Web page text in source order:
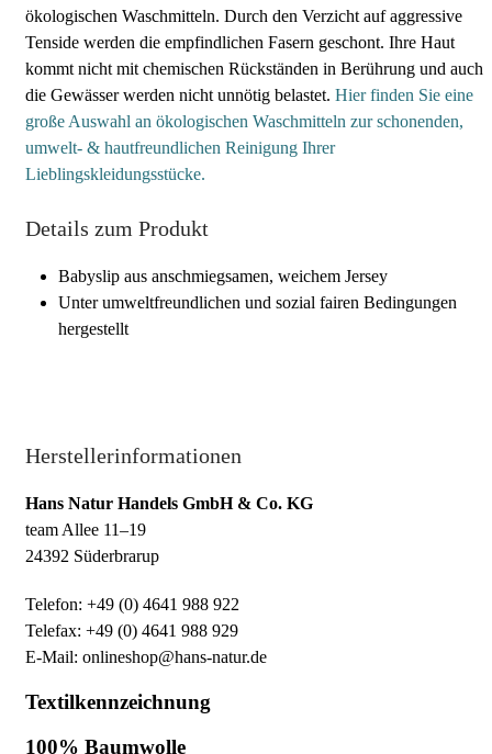
ökologischen Waschmitteln. Durch den Verzicht auf aggressive
Tenside werden die empfindlichen Fasern geschont. Ihre Haut
kommt nicht mit chemischen Rückständen in Berührung und auch
die Gewässer werden nicht unnötig belastet. Hier finden Sie eine
große Auswahl an ökologischen Waschmitteln zur schonenden,
umwelt- & hautfreundlichen Reinigung Ihrer
Lieblingskleidungsstücke.
Details zum Produkt
Babyslip aus anschmiegsamen, weichem Jersey
Unter umweltfreundlichen und sozial fairen Bedingungen
hergestellt
Herstellerinformationen
Hans Natur Handels GmbH & Co. KG
team Allee 11–19
24392 Süderbrarup
Telefon: +49 (0) 4641 988 922
Telefax: +49 (0) 4641 988 929
E-Mail: onlineshop@hans-natur.de
Textilkennzeichnung
100% Baumwolle